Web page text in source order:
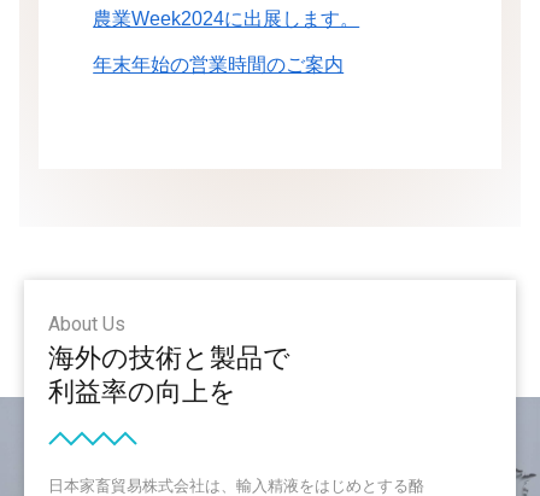
農業Week2024に出展します。
年末年始の営業時間のご案内
About Us
海外の技術と製品で
利益率の向上を
日本家畜貿易株式会社は、輸入精液をはじめとする酪